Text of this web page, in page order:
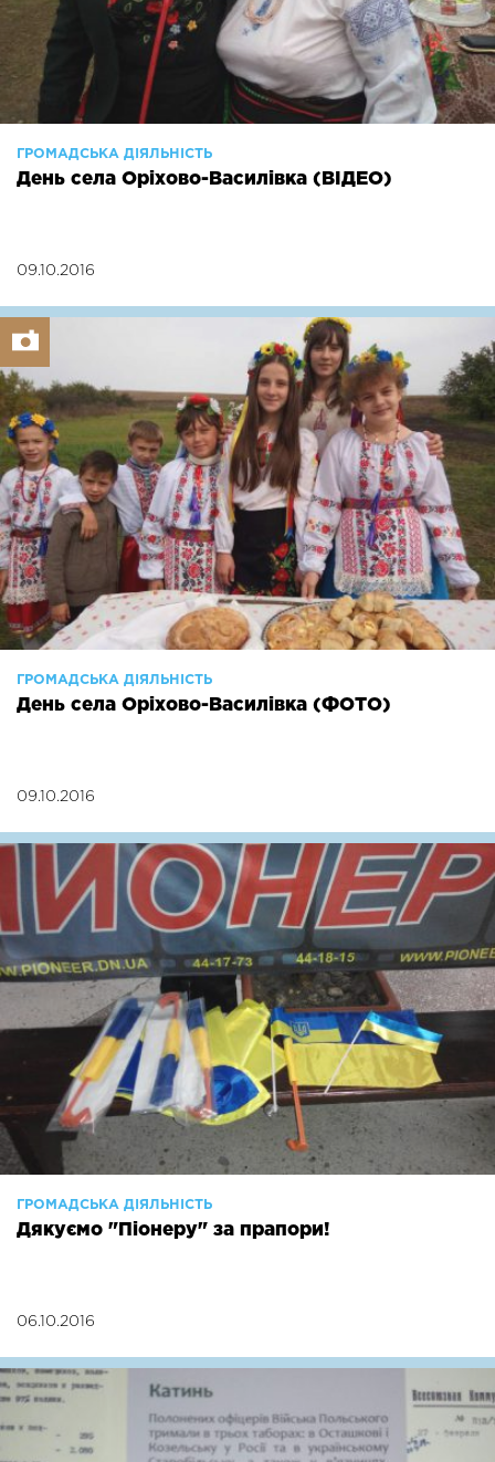
ГРОМАДСЬКА ДІЯЛЬНІСТЬ
День села Оріхово-Василівка (ВІДЕО)
09.10.2016
ГРОМАДСЬКА ДІЯЛЬНІСТЬ
День села Оріхово-Василівка (ФОТО)
09.10.2016
ГРОМАДСЬКА ДІЯЛЬНІСТЬ
Дякуємо "Піонеру" за прапори!
06.10.2016